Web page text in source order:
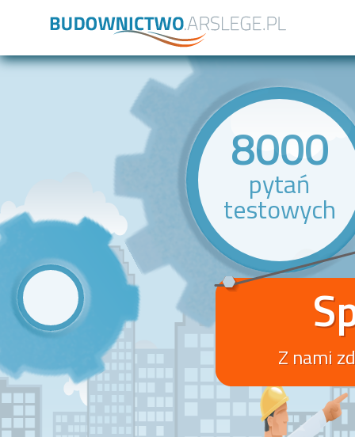
8000
pytań
testowych
Z nami